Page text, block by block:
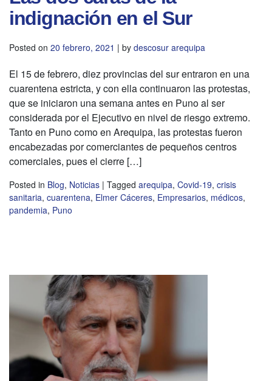
indignación en el Sur
Posted on 20 febrero, 2021 | by descosur arequipa
El 15 de febrero, diez provincias del sur entraron en una
cuarentena estricta, y con ella continuaron las protestas,
que se iniciaron una semana antes en Puno al ser
considerada por el Ejecutivo en nivel de riesgo extremo.
Tanto en Puno como en Arequipa, las protestas fueron
encabezadas por comerciantes de pequeños centros
comerciales, pues el cierre […]
Posted in Blog, Noticias | Tagged arequipa, Covid-19, crisis
sanitaria, cuarentena, Elmer Cáceres, Empresarios, médicos,
pandemia, Puno